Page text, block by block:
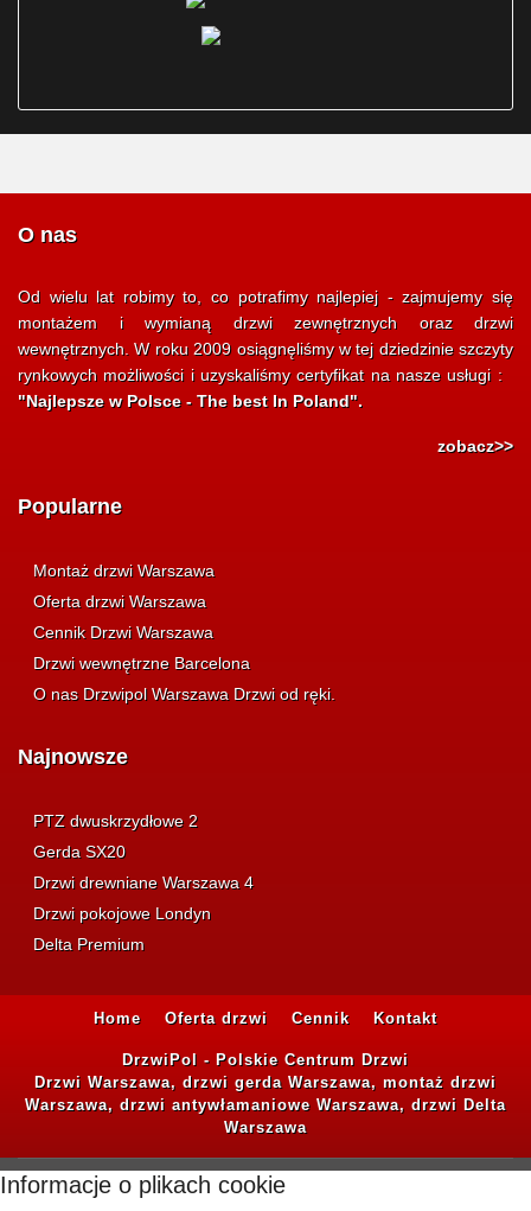
O nas
Od wielu lat robimy to, co potrafimy najlepiej - zajmujemy się
montażem i wymianą drzwi zewnętrznych oraz drzwi
wewnętrznych. W roku 2009 osiągnęliśmy w tej dziedzinie szczyty
rynkowych możliwości i uzyskaliśmy certyfikat na nasze usługi :
"Najlepsze w Polsce - The best In Poland".
zobacz>>
Popularne
Montaż drzwi Warszawa
Oferta drzwi Warszawa
Cennik Drzwi Warszawa
Drzwi wewnętrzne Barcelona
O nas Drzwipol Warszawa Drzwi od ręki.
Najnowsze
PTZ dwuskrzydłowe 2
Gerda SX20
Drzwi drewniane Warszawa 4
Drzwi pokojowe Londyn
Delta Premium
Home Oferta drzwi Cennik Kontakt
DrzwiPol - Polskie Centrum Drzwi
Drzwi Warszawa, drzwi gerda Warszawa, montaż drzwi
Warszawa, drzwi antywłamaniowe Warszawa, drzwi Delta
Warszawa
Informacje o plikach cookie